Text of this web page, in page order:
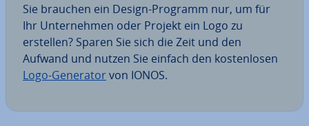
Sie brauchen ein Design-Programm nur, um für
Ihr Un­ter­neh­men oder Projekt ein Logo zu
erstellen? Sparen Sie sich die Zeit und den
Aufwand und nutzen Sie einfach den kos­ten­lo­sen
Logo-Generatorvon IONOS.